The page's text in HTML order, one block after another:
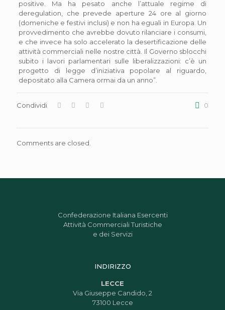
positive. Ma ha pesato anche l’attuale regime di
deregulation, che prevede aperture 24 ore al giorno
(domeniche e festivi inclusi) e non ha eguali in Europa. Un
provvedimento che avrebbe dovuto rilanciare i consumi,
e che invece ha solo accelerato la desertificazione delle
attività commerciali nelle nostre città. Il Governo sblocchi
subito i lavori parlamentari sulle liberalizzazioni: c’è un
progetto di legge d’iniziativa popolare al riguardo,
depositato alla Camera ormai da un anno”.
Condividi 0
Comments are closed.
Confederazione Italiana Esercenti
Attività Commerciali Turistiche
e dei Servizi
INDIRIZZO
LECCE
Via Giuseppe Candido, 2
73100 Lecce